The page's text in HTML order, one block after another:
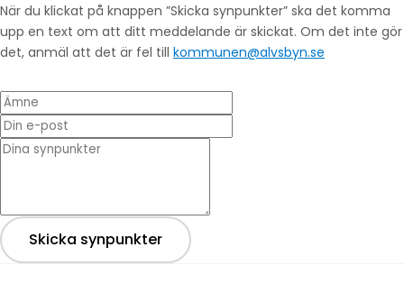
När du klickat på knappen ”Skicka synpunkter” ska det komma
upp en text om att ditt meddelande är skickat. Om det inte gör
det, anmäl att det är fel till kommunen@alvsbyn.se
Ämne
Din e-post
* Dina synpunkter
Skicka synpunkter